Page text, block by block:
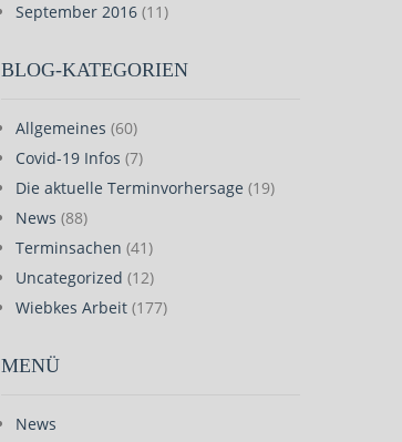
September 2016 (11)
BLOG-KATEGORIEN
Allgemeines (60)
Covid-19 Infos (7)
Die aktuelle Terminvorhersage (19)
News (88)
Terminsachen (41)
Uncategorized (12)
Wiebkes Arbeit (177)
MENÜ
News